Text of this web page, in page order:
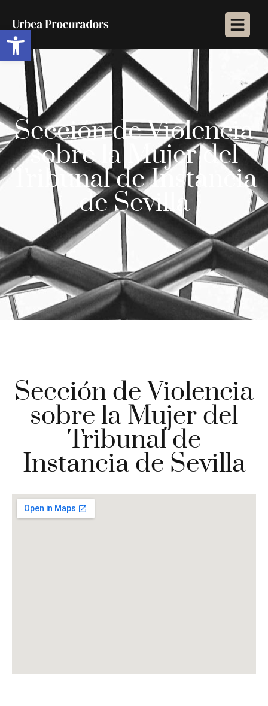
Abrir barra de herramientas
Sección de Violencia
sobre la Mujer del
Tribunal de Instancia
de Sevilla
Sección de Violencia
sobre la Mujer del
Tribunal de
Instancia de Sevilla